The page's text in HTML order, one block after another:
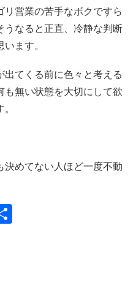
リ営業の苦手なボクですら
うなると正直、冷静な判断
ます。
出てくる前に色々と考える
も無い状態を大切にして欲
決めてない人ほど一度不動